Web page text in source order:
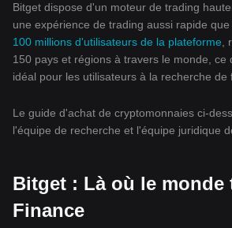
Bitget dispose d'un moteur de trading
une expérience de trading aussi rapide
100 millions d'utilisateurs de la plateforme,
150 pays et régions à travers le monde, ce
idéal pour les utilisateurs à la recherche de
Le guide d'achat de cryptomonnaies ci-
l'équipe de recherche et l'équipe juridique
Bitget : Là où le monde
Finance